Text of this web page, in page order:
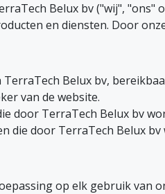
Belux bv ("wij",
en diensten. Door
TerraTech Belux bv,
van de website.
door TerraTech Belux bv
die door TerraTech Belux
op elk gebruik van